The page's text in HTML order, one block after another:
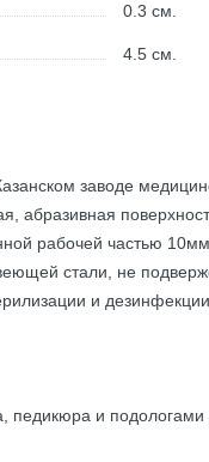
0.3 см.
4.5 см.
заводе
абразивная
рабочей частью
стали, не
и
педикюра и подологами